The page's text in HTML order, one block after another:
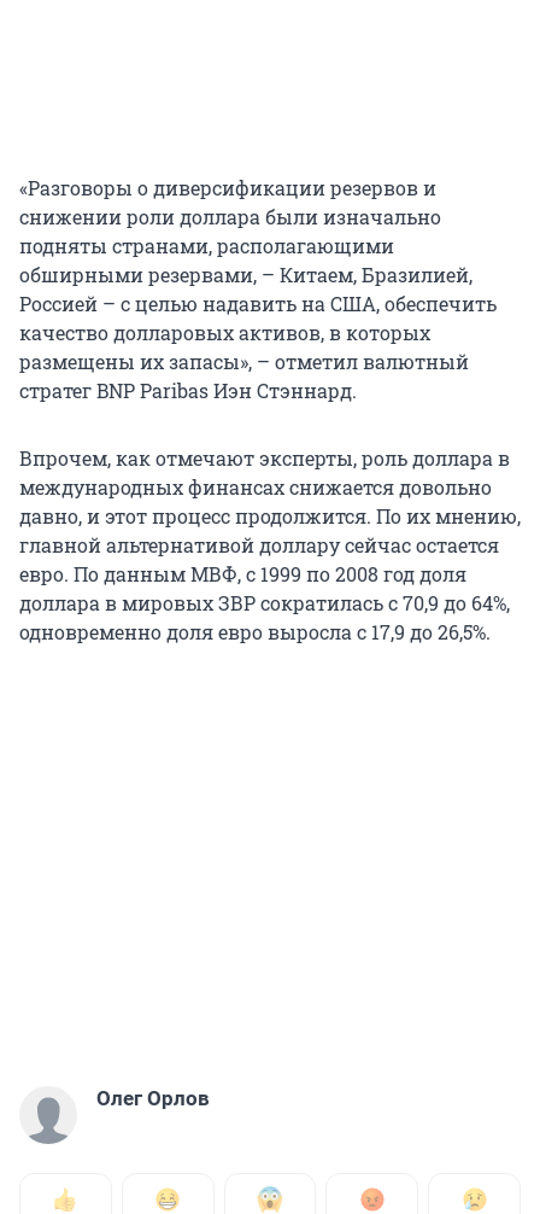
«Разговоры о диверсификации резервов и
снижении роли доллара были изначально
подняты странами, располагающими
обширными резервами, – Китаем, Бразилией,
Россией – с целью надавить на США, обеспечить
качество долларовых активов, в которых
размещены их запасы», – отметил валютный
стратег BNP Paribas Иэн Стэннард.
Впрочем, как отмечают эксперты, роль доллара в
международных финансах снижается довольно
давно, и этот процесс продолжится. По их мнению,
главной альтернативой доллару сейчас остается
евро. По данным МВФ, с 1999 по 2008 год доля
доллара в мировых ЗВР сократилась с 70,9 до 64%,
одновременно доля евро выросла с 17,9 до 26,5%.
Олег Орлов